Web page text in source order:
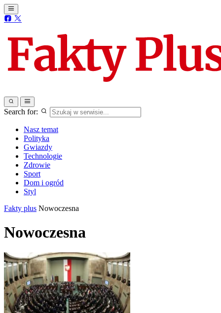
Search for:
Nasz temat
Polityka
Gwiazdy
Technologie
Zdrowie
Sport
Dom i ogród
Styl
Fakty plus Nowoczesna
Nowoczesna